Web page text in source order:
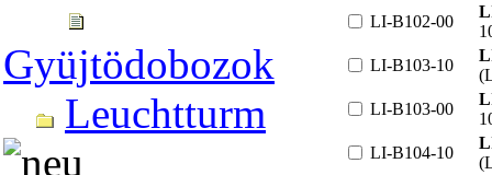
Gyüjtödobozok
Leuchtturm
LI-B102-00
LI-B103-10
LI-B103-00
LI-B104-10